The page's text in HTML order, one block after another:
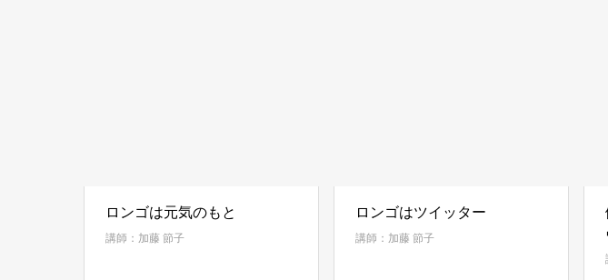
ロンゴは元気のもと
講師：加藤 節子
ロンゴはツイッター
講師：加藤 節子